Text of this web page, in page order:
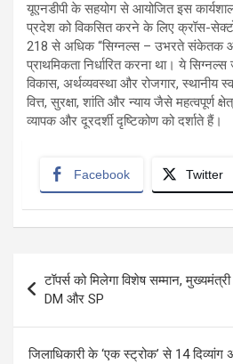
यूएनडीपी के सहयोग से आयोजित इस
प्रदेश को विकसित करने के लिए क्रॉस-
218 से अधिक “सिग्नल्स – उभरते संकेतक
प्राथमिकता निर्धारित करना था। ये सिग्नल्स
विकास, अर्थव्यवस्था और रोजगार, स्थानीय
वित्त, सुरक्षा, शांति और न्याय जैसे महत्वपूर्ण
व्यापक और दूरदर्शी दृष्टिकोण को दर्शाते हैं।
Facebook Twitter
Post
navigation
टॉपर्स को मिलेगा विशेष सम्मान,
DM और SP
जिलाधिकारी के ‘एक स्ट्रोक’ से 14 दिव्यांग